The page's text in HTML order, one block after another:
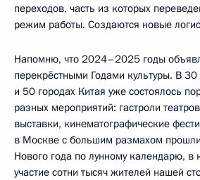
переходов, часть из которых
режим работы. Создаются новые
Напомню, что 2024–2025 годы
перекрёстными Годами культуры. В 30
и 50 городах Китая уже состоялось
разных мероприятий: гастроли
выставки, кинематографические
в Москве с большим размахом
Нового года по лунному календарю, в
участие сотни тысяч жителей нашей